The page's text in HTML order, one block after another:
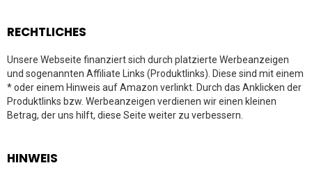
RECHTLICHES
Unsere Webseite finanziert sich durch platzierte Werbeanzeigen
und sogenannten Affiliate Links (Produktlinks). Diese sind mit einem
* oder einem Hinweis auf Amazon verlinkt. Durch das Anklicken der
Produktlinks bzw. Werbeanzeigen verdienen wir einen kleinen
Betrag, der uns hilft, diese Seite weiter zu verbessern.
HINWEIS